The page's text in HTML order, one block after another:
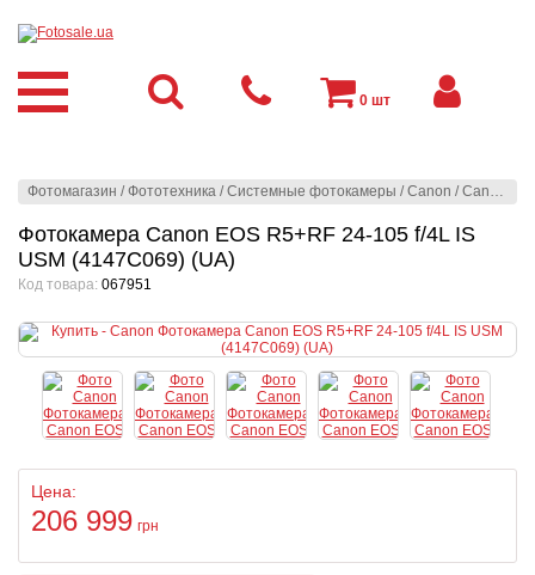
Фотомагазин /Фототехника /Системные фотокамеры /Canon /Canon
Фотокамера Canon EOS R5+RF 24-105 f/4L IS
USM (4147C069) (UA)
Код товара: 067951
Цена:
206 999 грн
0 шт